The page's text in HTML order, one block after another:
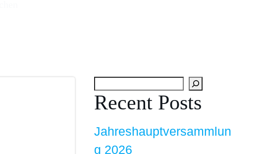
Recent Posts
Jahreshauptversammlun
g 2026